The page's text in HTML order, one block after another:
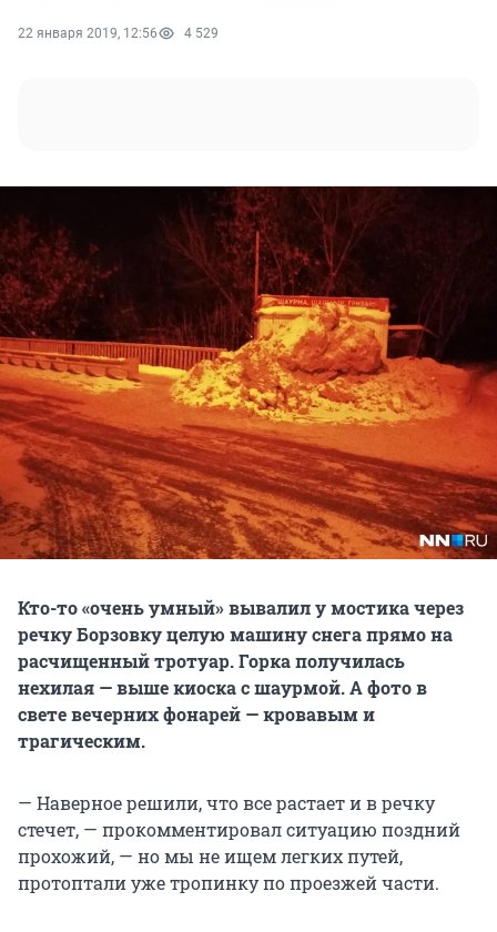
22 января 2019, 12:56 4 529
Кто-то «очень умный» вывалил у мостика через
речку Борзовку целую машину снега прямо на
расчищенный тротуар. Горка получилась
нехилая — выше киоска с шаурмой. А фото в
свете вечерних фонарей — кровавым и
трагическим.
— Наверное решили, что все растает и в речку
стечет, — прокомментировал ситуацию поздний
прохожий, — но мы не ищем легких путей,
протоптали уже тропинку по проезжей части.